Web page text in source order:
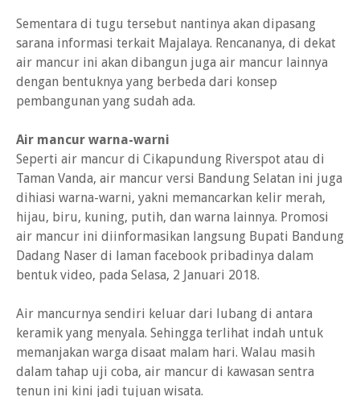
Sementara di tugu tersebut nantinya akan dipasang
sarana informasi terkait Majalaya. Rencananya, di dekat
air mancur ini akan dibangun juga air mancur lainnya
dengan bentuknya yang berbeda dari konsep
pembangunan yang sudah ada.
Air mancur warna-warni
Seperti air mancur di Cikapundung Riverspot atau di
Taman Vanda, air mancur versi Bandung Selatan ini juga
dihiasi warna-warni, yakni memancarkan kelir merah,
hijau, biru, kuning, putih, dan warna lainnya. Promosi
air mancur ini diinformasikan langsung Bupati Bandung
Dadang Naser di laman facebook pribadinya dalam
bentuk video, pada Selasa, 2 Januari 2018.
Air mancurnya sendiri keluar dari lubang di antara
keramik yang menyala. Sehingga terlihat indah untuk
memanjakan warga disaat malam hari. Walau masih
dalam tahap uji coba, air mancur di kawasan sentra
tenun ini kini jadi tujuan wisata.